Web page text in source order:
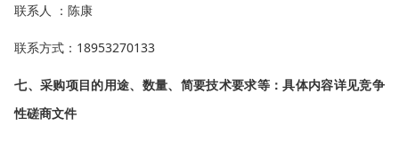
联系人 ：陈康
联系方式：18953270133
七、采购项目的用途、数量、简要技术要求等：具体内容详见竞争
性磋商文件